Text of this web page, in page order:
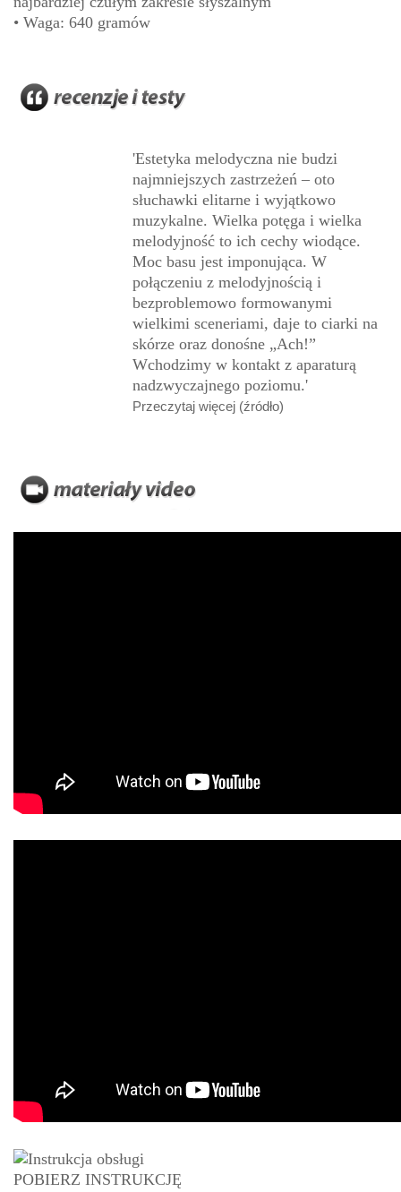
• Waga: 640 gramów
'Estetyka melodyczna nie budzi
najmniejszych zastrzeżeń – oto
słuchawki elitarne i wyjątkowo
muzykalne. Wielka potęga i wielka
melodyjność to ich cechy wiodące.
Moc basu jest imponująca. W
połączeniu z melodyjnością i
bezproblemowo formowanymi
wielkimi sceneriami, daje to ciarki na
skórze oraz donośne „Ach!”
Wchodzimy w kontakt z aparaturą
nadzwyczajnego poziomu.'
Przeczytaj więcej (źródło)
POBIERZ INSTRUKCJĘ